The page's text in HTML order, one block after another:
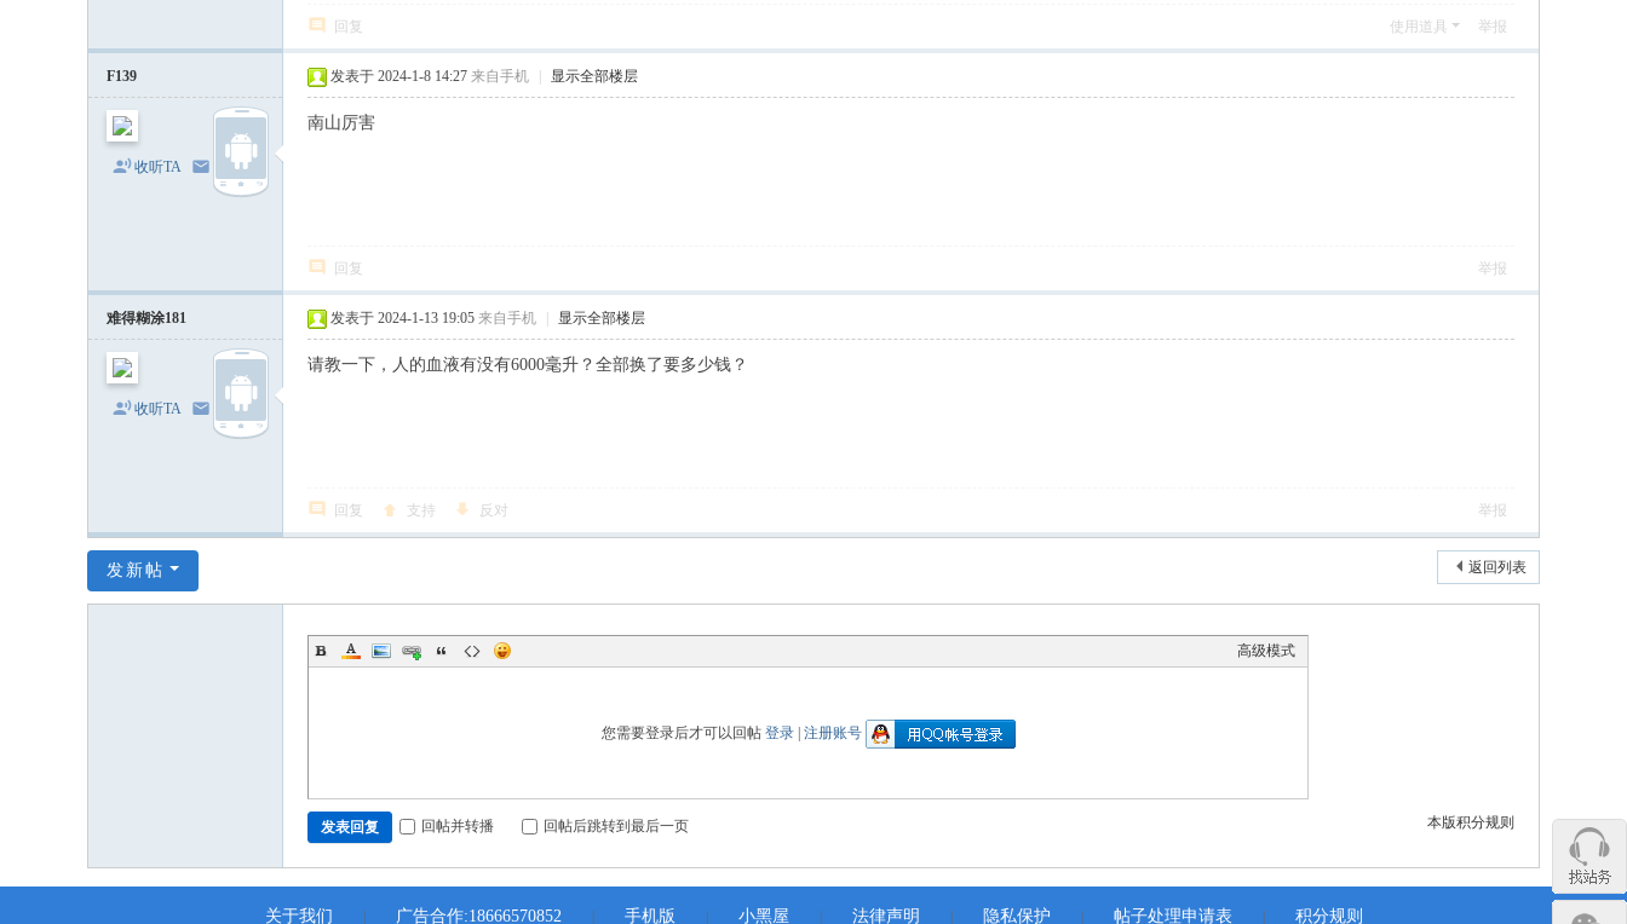
回复 使用道具 举报
F139
收听TA 发消息
发表于 2024-1-8 14:27 来自手机 显示全部楼层
南山厉害
回复 举报
难得糊涂181
收听TA 发消息
发表于 2024-1-13 19:05 来自手机 显示全部楼层
请教一下，人的血液有没有6000毫升？全部换了要多少钱？
回复 支持 反对 举报
返回列表
发新帖
高级模式
您需要登录后才可以回帖 登录| 注册账号
本版积分规则
发表回复 回帖并转播 回帖后跳转到最后一页
关于我们 广告合作:18666570852 手机版 小黑屋 法律声明 隐私保护 帖子处理申请表 积分规则